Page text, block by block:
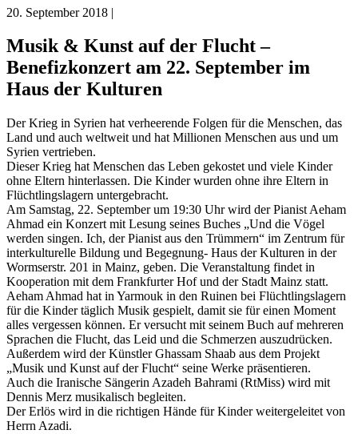
20. September 2018 |
Musik & Kunst auf der Flucht –
Benefizkonzert am 22. September im
Haus der Kulturen
Der Krieg in Syrien hat verheerende Folgen für die Menschen, das
Land und auch weltweit und hat Millionen Menschen aus und um
Syrien vertrieben.
Dieser Krieg hat Menschen das Leben gekostet und viele Kinder
ohne Eltern hinterlassen. Die Kinder wurden ohne ihre Eltern in
Flüchtlingslagern untergebracht.
Am Samstag, 22. September um 19:30 Uhr wird der Pianist Aeham
Ahmad ein Konzert mit Lesung seines Buches „Und die Vögel
werden singen. Ich, der Pianist aus den Trümmern“ im Zentrum für
interkulturelle Bildung und Begegnung- Haus der Kulturen in der
Wormserstr. 201 in Mainz, geben. Die Veranstaltung findet in
Kooperation mit dem Frankfurter Hof und der Stadt Mainz statt.
Aeham Ahmad hat in Yarmouk in den Ruinen bei Flüchtlingslagern
für die Kinder täglich Musik gespielt, damit sie für einen Moment
alles vergessen können. Er versucht mit seinem Buch auf mehreren
Sprachen die Flucht, das Leid und die Schmerzen auszudrücken.
Außerdem wird der Künstler Ghassam Shaab aus dem Projekt
„Musik und Kunst auf der Flucht“ seine Werke präsentieren.
Auch die Iranische Sängerin Azadeh Bahrami (RtMiss) wird mit
Dennis Merz musikalisch begleiten.
Der Erlös wird in die richtigen Hände für Kinder weitergeleitet von
Herrn Azadi.